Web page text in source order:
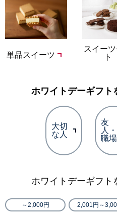
単品スイーツ
スイー
ト
ホワイトデーギフト
大切
な人
友
人・
職場
ホワイトデーギフト
～2,000円 2,001円～